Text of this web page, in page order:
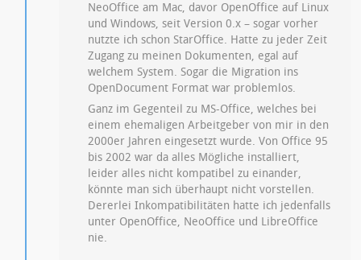
NeoOffice am Mac, davor OpenOffice auf Linux
und Windows, seit Version 0.x – sogar vorher
nutzte ich schon StarOffice. Hatte zu jeder Zeit
Zugang zu meinen Dokumenten, egal auf
welchem System. Sogar die Migration ins
OpenDocument Format war problemlos.
Ganz im Gegenteil zu MS-Office, welches bei
einem ehemaligen Arbeitgeber von mir in den
2000er Jahren eingesetzt wurde. Von Office 95
bis 2002 war da alles Mögliche installiert,
leider alles nicht kompatibel zu einander,
könnte man sich überhaupt nicht vorstellen.
Dererlei Inkompatibilitäten hatte ich jedenfalls
unter OpenOffice, NeoOffice und LibreOffice
nie.